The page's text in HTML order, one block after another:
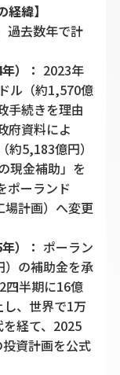
緯】
過去数年で計
）： 2023年
ル（約1,570億
手続きを理由
府資料によ
約5,183億円）
現金補助」を
ポーランド
場計画）へ変更
）： ポーラン
）の補助金を承
四半期に16億
、世界で1万
経て、2025
資計画を公式